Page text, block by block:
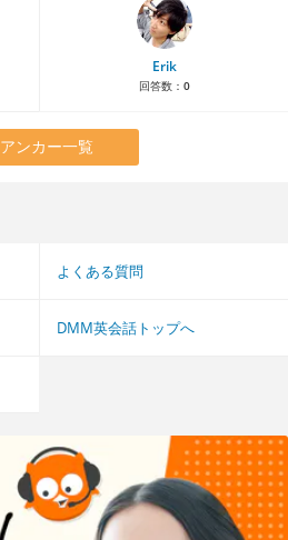
Erik
回答数： 0
アンカー一覧
よくある質問
DMM英会話トップへ